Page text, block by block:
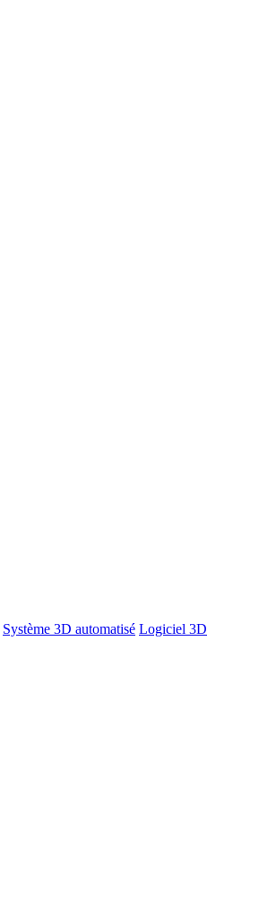
Système 3D automatisé Logiciel 3D